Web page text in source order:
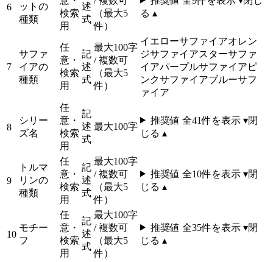
6
ットの
種類
検索
用
述
式
（最大5
件）
る ▴
7
サファ
イアの
種類
任
意・
検索
用
記
述
式
最大100字
/ 複数可
（最大5
件）
イエローサファイアオレン
ジサファイアスターサファ
イアパープルサファイア ピ
ンクサファイアブルーサフ
ァイア
8
シリー
ズ名
任
意・
検索
用
記
述
式
最大100字
推奨値 全41件を表示 ▾閉
じる ▴
9
トルマ
リンの
種類
任
意・
検索
用
記
述
式
最大100字
/ 複数可
（最大5
件）
推奨値 全10件を表示 ▾閉
じる ▴
10
モチー
フ
任
意・
検索
用
記
述
式
最大100字
/ 複数可
（最大5
件）
推奨値 全35件を表示 ▾閉
じる ▴